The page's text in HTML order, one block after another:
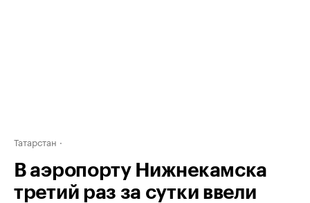
Татарстан
В аэропорту Нижнекамска
третий раз за сутки ввели